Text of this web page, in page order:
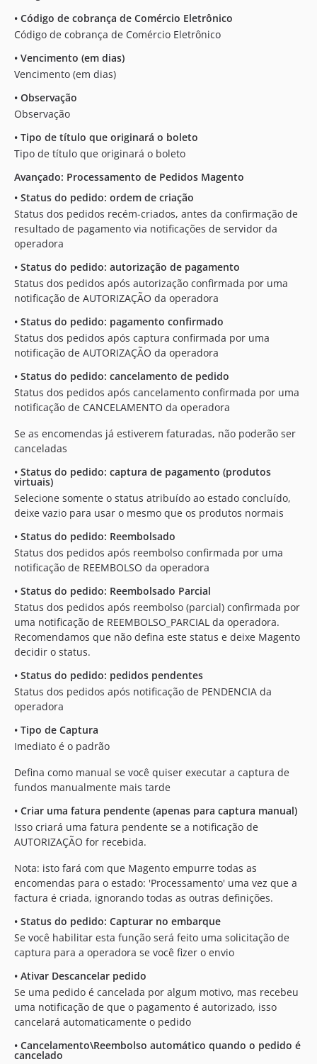
• Código de cobrança de Comércio Eletrônico
Código de cobrança de Comércio Eletrônico
• Vencimento (em dias)
Vencimento (em dias)
• Observação
Observação
• Tipo de título que originará o boleto
Tipo de título que originará o boleto
Avançado: Processamento de Pedidos Magento
• Status do pedido: ordem de criação
Status dos pedidos recém-criados, antes da confirmação de
resultado de pagamento via notificações de servidor da
operadora
• Status do pedido: autorização de pagamento
Status dos pedidos após autorização confirmada por uma
notificação de AUTORIZAÇÃO da operadora
• Status do pedido: pagamento confirmado
Status dos pedidos após captura confirmada por uma
notificação de AUTORIZAÇÃO da operadora
• Status do pedido: cancelamento de pedido
Status dos pedidos após cancelamento confirmada por uma
notificação de CANCELAMENTO da operadora
Se as encomendas já estiverem faturadas, não poderão ser
canceladas
• Status do pedido: captura de pagamento (produtos
virtuais)
Selecione somente o status atribuído ao estado concluído,
deixe vazio para usar o mesmo que os produtos normais
• Status do pedido: Reembolsado
Status dos pedidos após reembolso confirmada por uma
notificação de REEMBOLSO da operadora
• Status do pedido: Reembolsado Parcial
Status dos pedidos após reembolso (parcial) confirmada por
uma notificação de REEMBOLSO_PARCIAL da operadora.
Recomendamos que não defina este status e deixe Magento
decidir o status.
• Status do pedido: pedidos pendentes
Status dos pedidos após notificação de PENDENCIA da
operadora
• Tipo de Captura
Imediato é o padrão
Defina como manual se você quiser executar a captura de
fundos manualmente mais tarde
• Criar uma fatura pendente (apenas para captura manual)
Isso criará uma fatura pendente se a notificação de
AUTORIZAÇÃO for recebida.
Nota: isto fará com que Magento empurre todas as
encomendas para o estado: 'Processamento' uma vez que a
factura é criada, ignorando todas as outras definições.
• Status do pedido: Capturar no embarque
Se você habilitar esta função será feito uma solicitação de
captura para a operadora se você fizer o envio
• Ativar Descancelar pedido
Se uma pedido é cancelada por algum motivo, mas recebeu
uma notificação de que o pagamento é autorizado, isso
cancelará automaticamente o pedido
• Cancelamento\Reembolso automático quando o pedido é
cancelado